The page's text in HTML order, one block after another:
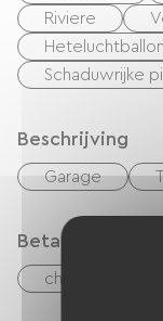
Riviere
Heteluchtballon
Schaduwrijke
Beschrijving
Garage
Betaalmethoden
checks